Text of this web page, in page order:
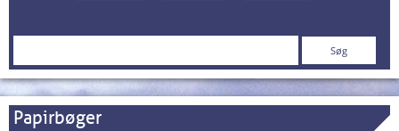
Søg
Papirbøger